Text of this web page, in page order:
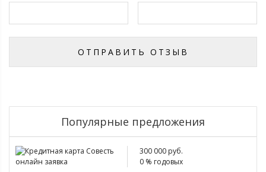
Популярные предложения
300 000 руб.
0 % годовых